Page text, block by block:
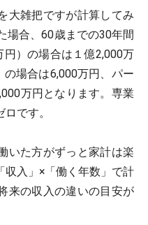
大雑把ですが計算してみ
場合、60歳までの30年間
）の場合は１億2,000万
場合は6,000万円、パー
万円となります。専業
です。
いた方がずっと家計は楽
収入」×「働く年数」で計
来の収入の違いの目安が